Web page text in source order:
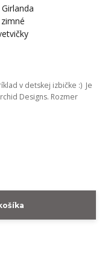
v detskej izbičke :) Je
Designs. Rozmer